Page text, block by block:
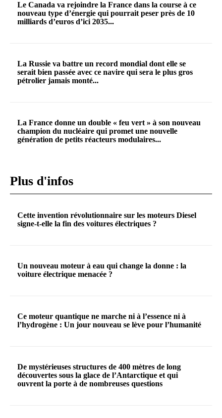
Le Canada va rejoindre la France dans la course à ce
nouveau type d’énergie qui pourrait peser près de 10
milliards d’euros d’ici 2035...
La Russie va battre un record mondial dont elle se
serait bien passée avec ce navire qui sera le plus gros
pétrolier jamais monté...
La France donne un double « feu vert » à son nouveau
champion du nucléaire qui promet une nouvelle
génération de petits réacteurs modulaires...
Plus d'infos
Cette invention révolutionnaire sur les moteurs Diesel
signe-t-elle la fin des voitures électriques ?
Un nouveau moteur à eau qui change la donne : la
voiture électrique menacée ?
Ce moteur quantique ne marche ni à l’essence ni à
l’hydrogène : Un jour nouveau se lève pour l’humanité
De mystérieuses structures de 400 mètres de long
découvertes sous la glace de l’Antarctique et qui
ouvrent la porte à de nombreuses questions